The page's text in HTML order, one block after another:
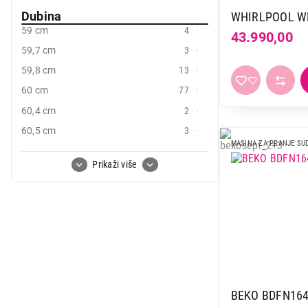
Dubina
Prikaži više
59 cm
4
59,7 cm
3
59,8 cm
13
60 cm
77
60,4 cm
2
60,5 cm
3
61 cm
6
WHIRLPOOL
43.990,00
MASINA ZA PRANJE
BEKO